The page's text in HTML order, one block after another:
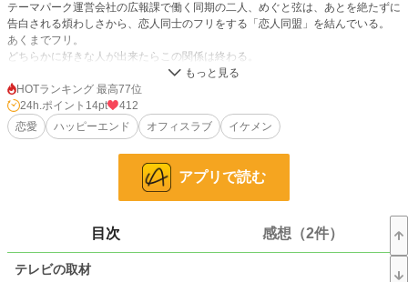
テーマパーク運営会社の広報課で働く同期の二人、めぐと弦は、あとを絶たずに
告白される煩わしさから、恋人同士のフリをする「恋人同盟」を結んでいる。
あくまでフリ。
どちらかに好きな人が出来たらこの関係は終わる。
═•-⊰❉⊱•登場人物•⊰❉⊱•═
雪村 めぐ(25歳) …テーマパーク「グレイスフル ワールド」運営会社 広報課
氷室 弦(25歳) …めぐと同じ部署の同期
29,685 位 / 228,755 件
12,631 位 / 66,365 件
HOTランキング 最高77位
24h.ポイント 14pt
412
恋愛
ハッピーエンド オフィスラブ イケメン
アプリで読む
目次 感想（2件）
テレビの取材